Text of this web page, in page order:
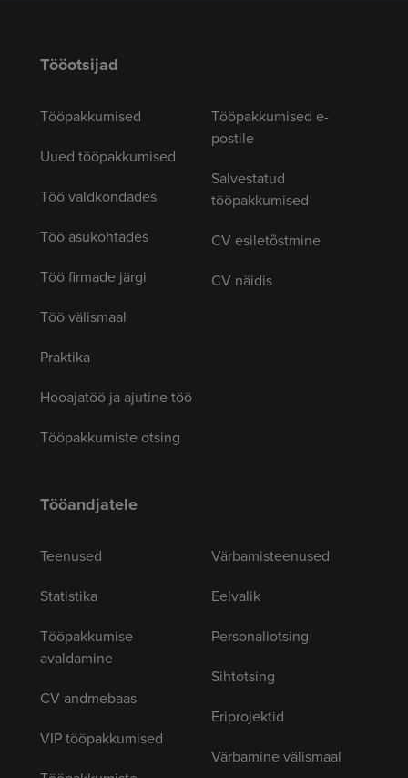
Tööotsijad
Tööpakkumised
Uued tööpakkumised
Töö valdkondades
Töö asukohtades
Töö firmade järgi
Töö välismaal
Praktika
Hooajatöö ja ajutine töö
Tööpakkumiste otsing
Tööpakkumised e-
postile
Salvestatud
tööpakkumised
CV esiletõstmine
CV näidis
Tööandjatele
Teenused
Statistika
Tööpakkumise
avaldamine
CV andmebaas
VIP tööpakkumised
Värbamisteenused
Eelvalik
Personaliotsing
Sihtotsing
Eriprojektid
Värbamine välismaal